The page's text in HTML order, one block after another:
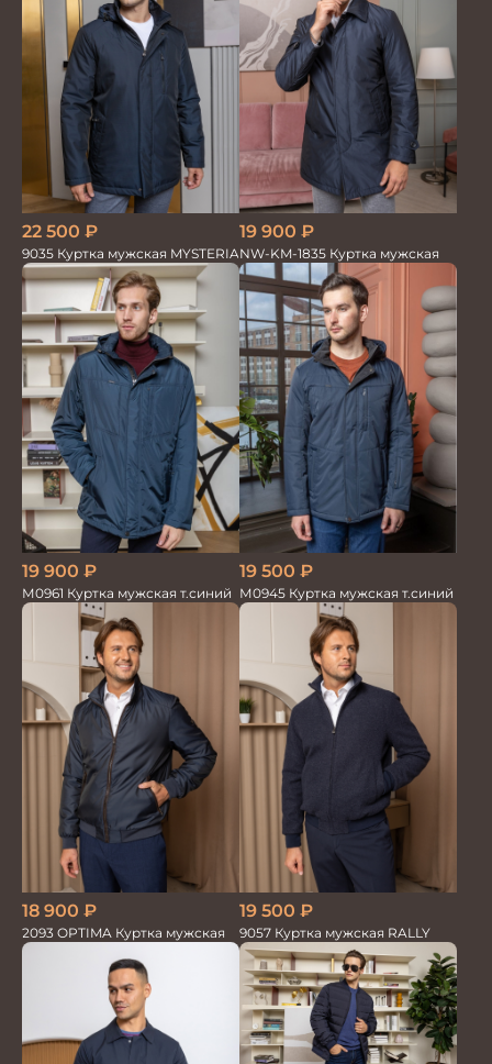
22 500 ₽
9035 Куртка мужская MYSTERIA
19 900 ₽
NW-KM-1835 Куртка мужская
19 900 ₽
М0961 Куртка мужская т.синий
19 500 ₽
М0945 Куртка мужская т.синий
18 900 ₽
2093 OPTIMA Куртка мужская
19 500 ₽
9057 Куртка мужская RALLY